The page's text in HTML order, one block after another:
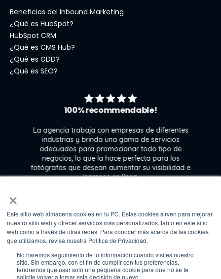
×
Este sitio web almacena cookies en tu PC. Estas cookies sirven para mejorar
nuestro sitio web y ofrecer servicios más personalizados, tanto en este sitio
web como a través de otras redes. Para conocer más acerca de las cookies
que utilizamos, revisa nuestra Política de Privacidad.
No haremos seguimiento de tu información cuando visites nuestro
sitio. Sin embargo, con el fin de cumplir con tus preferencias,
tendremos que usar solo una pequeña cookie para que no se te
solicite volver a tomar esta decisión de nuevo.
Beneficios del Inbound Marketing
¿Qué es HubSpot?
HubSpot CRM
¿Qué es CMS Hub?
¿Qué es GDD?
¿Qué es SEO?
100% recommendable!
La agencia trabaja con empresas de diferentes
industrias y brinda una gama de servicios
adecuados para promocionar todo tipo de
negocios, lo que la hace perfecta para los
fotógrafos que desean aumentar su visibilidad e
ingresos en línea.
Kate Gross
Marketing & graphic design assistant at
Fixthephoto